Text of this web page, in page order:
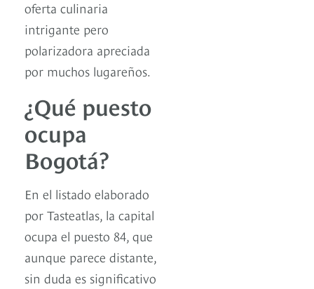
oferta culinaria
intrigante pero
polarizadora apreciada
por muchos lugareños.
¿Qué puesto
ocupa
Bogotá?
En el listado elaborado
por Tasteatlas, la capital
ocupa el puesto 84, que
aunque parece distante,
sin duda es significativo